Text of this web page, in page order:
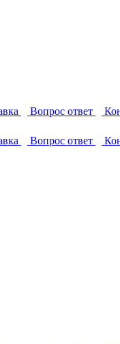
Вопрос ответ
Вопрос ответ